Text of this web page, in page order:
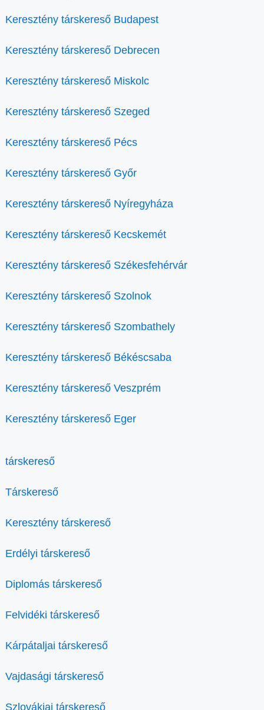
Keresztény társkereső Budapest
Keresztény társkereső Debrecen
Keresztény társkereső Miskolc
Keresztény társkereső Szeged
Keresztény társkereső Pécs
Keresztény társkereső Győr
Keresztény társkereső Nyíregyháza
Keresztény társkereső Kecskemét
Keresztény társkereső Székesfehérvár
Keresztény társkereső Szolnok
Keresztény társkereső Szombathely
Keresztény társkereső Békéscsaba
Keresztény társkereső Veszprém
Keresztény társkereső Eger
társkereső
Társkereső
Keresztény társkereső
Erdélyi társkereső
Diplomás társkereső
Felvidéki társkereső
Kárpátaljai társkereső
Vajdasági társkereső
Szlovákiai társkereső